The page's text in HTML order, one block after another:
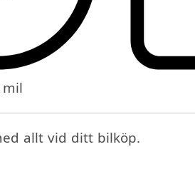
mil
allt vid ditt bilköp.